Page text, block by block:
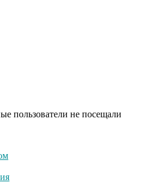
это
на
когда
пользователи не посещали